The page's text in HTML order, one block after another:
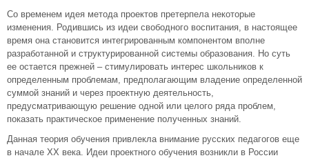
Со временем идея метода проектов претерпела некоторые
изменения. Родившись из идеи свободного воспитания, в настоящее
время она становится интегрированным компонентом вполне
разработанной и структурированной системы образования. Но суть
ее остается прежней – стимулировать интерес школьников к
определенным проблемам, предполагающим владение определенной
суммой знаний и через проектную деятельность,
предусматривающую решение одной или целого ряда проблем,
показать практическое применение полученных знаний.
Данная теория обучения привлекла внимание русских педагогов еще
в начале XX века. Идеи проектного обучения возникли в России